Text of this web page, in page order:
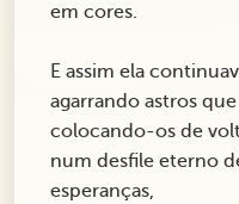
em cores.
E assim ela
agarrando astros
colocando-os de
num desfile eterno
esperanças,